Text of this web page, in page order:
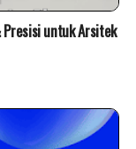
untuk Arsitek